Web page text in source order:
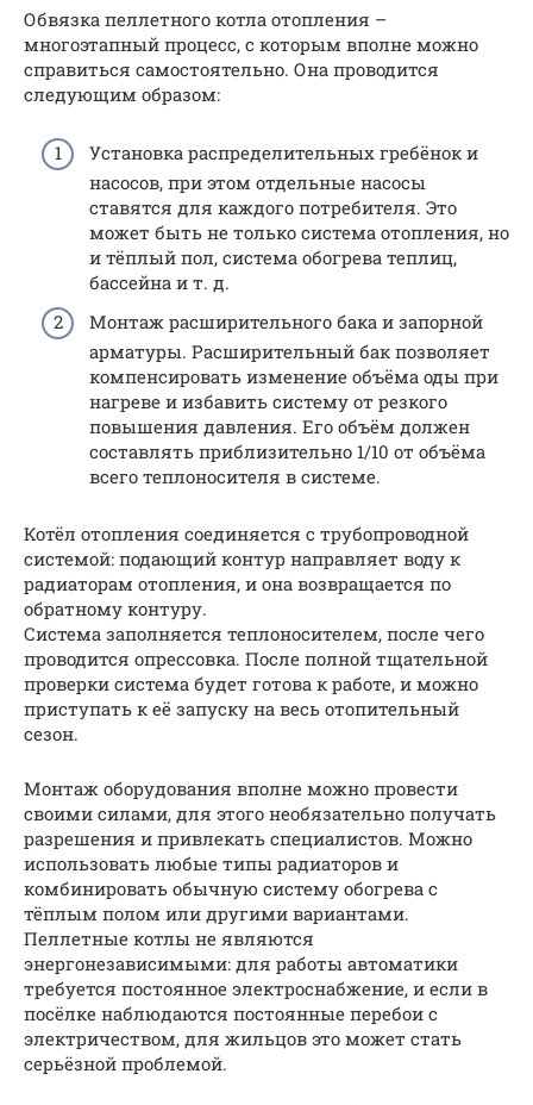
Обвязка пеллетного котла отопления –
многоэтапный процесс, с которым вполне можно
справиться самостоятельно. Она проводится
следующим образом:
Установка распределительных гребёнок и
насосов, при этом отдельные насосы
ставятся для каждого потребителя. Это
может быть не только система отопления, но
и тёплый пол, система обогрева теплиц,
бассейна и т. д.
Монтаж расширительного бака и запорной
арматуры. Расширительный бак позволяет
компенсировать изменение объёма оды при
нагреве и избавить систему от резкого
повышения давления. Его объём должен
составлять приблизительно 1/10 от объёма
всего теплоносителя в системе.
Котёл отопления соединяется с трубопроводной
системой: подающий контур направляет воду к
радиаторам отопления, и она возвращается по
обратному контуру.
Система заполняется теплоносителем, после чего
проводится опрессовка. После полной тщательной
проверки система будет готова к работе, и можно
приступать к её запуску на весь отопительный
сезон.
Монтаж оборудования вполне можно провести
своими силами, для этого необязательно получать
разрешения и привлекать специалистов. Можно
использовать любые типы радиаторов и
комбинировать обычную систему обогрева с
тёплым полом или другими вариантами.
Пеллетные котлы не являются
энергонезависимыми: для работы автоматики
требуется постоянное электроснабжение, и если в
посёлке наблюдаются постоянные перебои с
электричеством, для жильцов это может стать
серьёзной проблемой.